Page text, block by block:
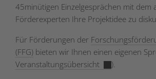
45minütigen Einzelgesprächen mit dem
Förderexperten Ihre Projektidee zu
Für Förderungen der
(FFG) bieten wir Ihnen einen eigenen
Veranstaltungsübersicht
).